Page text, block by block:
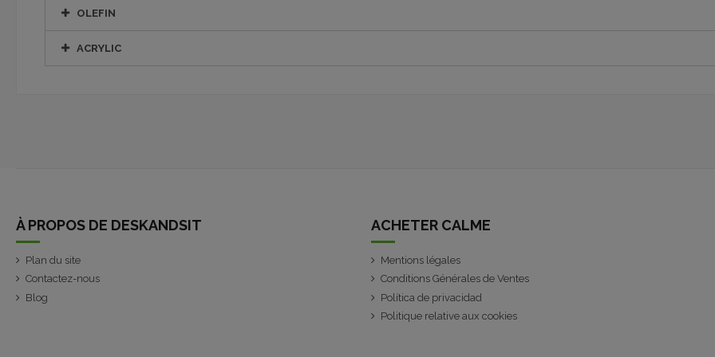
OLEFIN
ACRYLIC
À PROPOS DE DESKANDSIT
Plan du site
Contactez-nous
Blog
ACHETER CALME
Mentions légales
Conditions Générales de Ventes
Política de privacidad
Politique relative aux cookies